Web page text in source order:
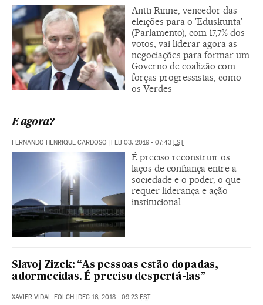
Antti Rinne, vencedor das
eleições para o 'Eduskunta'
(Parlamento), com 17,7% dos
votos, vai liderar agora as
negociações para formar um
Governo de coalizão com
forças progressistas, como
os Verdes
E agora?
FERNANDO HENRIQUE CARDOSO | FEB 03, 2019 - 07:43 EST
É preciso reconstruir os
laços de confiança entre a
sociedade e o poder, o que
requer liderança e ação
institucional
Slavoj Zizek: “As pessoas estão dopadas,
adormecidas. É preciso despertá-las”
XAVIER VIDAL-FOLCH | DEC 16, 2018 - 09:23 EST